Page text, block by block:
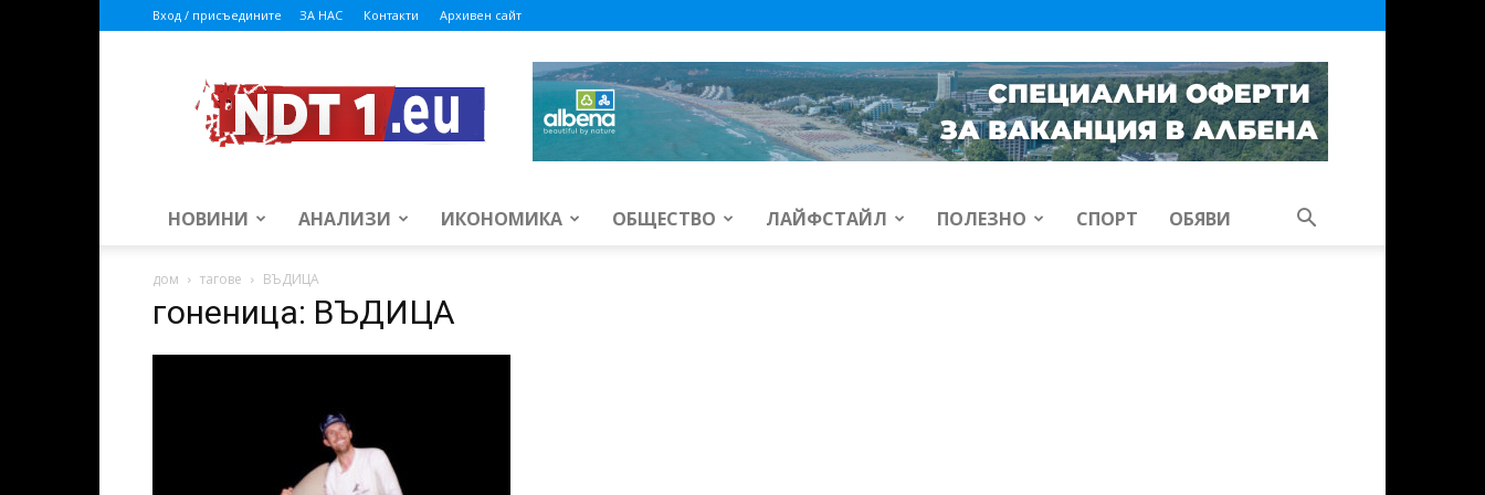
Вход / присъедините ЗА НАС Контакти Архивен сайт
НОВИНИ АНАЛИЗИ ИКОНОМИКА ОБЩЕСТВО ЛАЙФСТАЙЛ ПОЛЕЗНО СПОРТ ОБЯВИ
дом тагове ВЪДИЦА
гоненица: ВЪДИЦА